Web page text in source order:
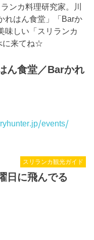
ンカ料理研究家。川
れはん食堂」「Barか
味しい「スリランカ
に来てね☆
ん食堂／Barかれ
events/
スリランカ観光ガイド
日に飛んでる